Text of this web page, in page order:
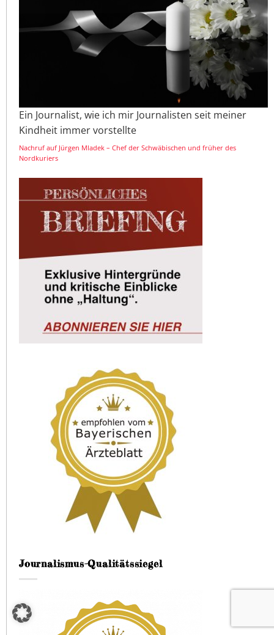
Ein Journalist, wie ich mir Journalisten seit meiner
Kindheit immer vorstellte
Nachruf auf Jürgen Mladek – Chef der Schwäbischen und früher des
Nordkuriers
Journalismus-Qualitätssiegel